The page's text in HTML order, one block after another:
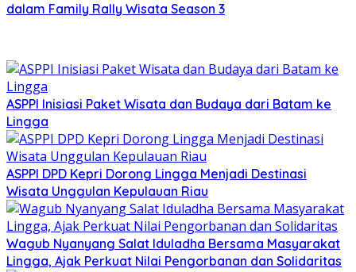
dalam Family Rally Wisata Season 3
ASPPI Inisiasi Paket Wisata dan Budaya dari Batam ke
Lingga
ASPPI DPD Kepri Dorong Lingga Menjadi Destinasi
Wisata Unggulan Kepulauan Riau
Wagub Nyanyang Salat Iduladha Bersama Masyarakat
Lingga, Ajak Perkuat Nilai Pengorbanan dan Solidaritas